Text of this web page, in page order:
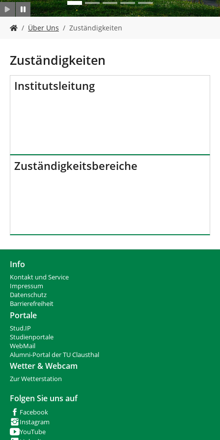
i
i
n
Über Uns Zuständigkeiten
Zuständigkeiten
Institutsleitung
Zuständigkeitsbereiche
Info
Kontakt und Service
Impressum
Datenschutz
Barrierefreiheit
Portale
Stud.IP
Studienportale
WebMail
Alumni-Portal der TU Clausthal
Wetter & Webcam
Zur Wetterstation
Folgen Sie uns auf
Facebook
Instagram
YouTube